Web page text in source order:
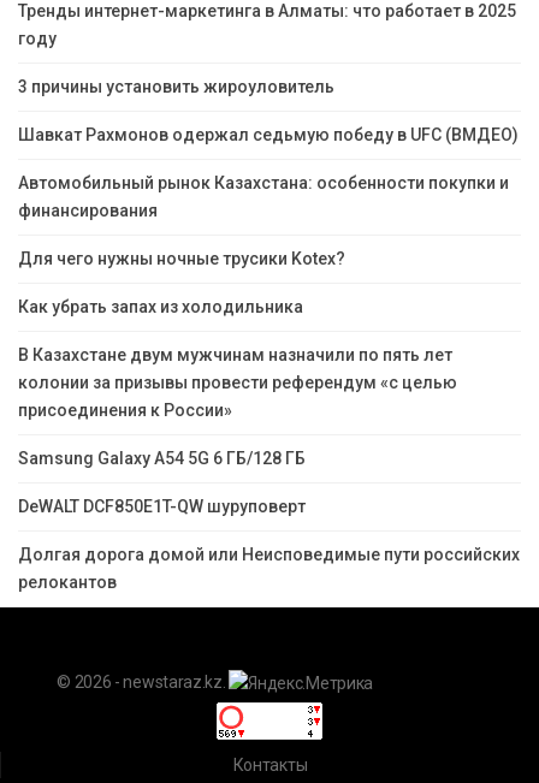
Тренды интернет-маркетинга в Алматы: что работает в 2025
году
3 причины установить жироуловитель
Шавкат Рахмонов одержал седьмую победу в UFC (ВМДЕО)
Автомобильный рынок Казахстана: особенности покупки и
финансирования
Для чего нужны ночные трусики Kotex?
Как убрать запах из холодильника
В Казахстане двум мужчинам назначили по пять лет
колонии за призывы провести референдум «с целью
присоединения к России»
Samsung Galaxy A54 5G 6 ГБ/128 ГБ
DeWALT DCF850E1T-QW шуруповерт
Долгая дорога домой или Неисповедимые пути российских
релокантов
© 2026 - newstaraz.kz.
Контакты